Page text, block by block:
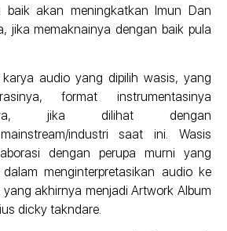
baik akan meningkatkan Imun Dan
jika memaknainya dengan baik pula
audio yang dipilih wasis, yang
format instrumentasinya
jika dilihat dengan
industri saat ini. Wasis
dengan perupa murni yang
menginterpretasikan audio ke
akhirnya menjadi Artwork Album
dicky takndare.